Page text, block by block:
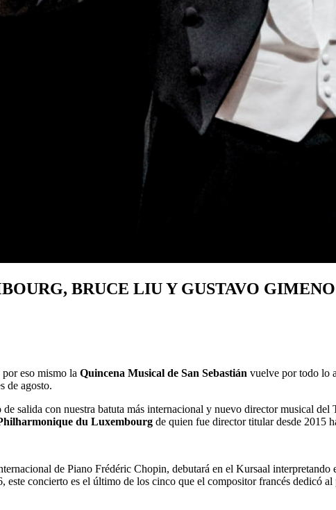
BRUCE LIU Y GUSTAVO
por eso mismo la Quincena Musical de San Sebastián vuelve por todo lo
de agosto.
salida con nuestra batuta más internacional y nuevo director musical
du Luxembourg de quien fue director titular desde 2015
de Piano Frédéric Chopin, debutará en el Kursaal interpretando
concierto es el último de los cinco que el compositor francés dedicó al